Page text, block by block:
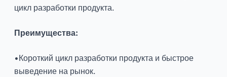
цикл разработки продукта.
Преимущества:
•Короткий цикл разработки продукта и быстрое
выведение на рынок.